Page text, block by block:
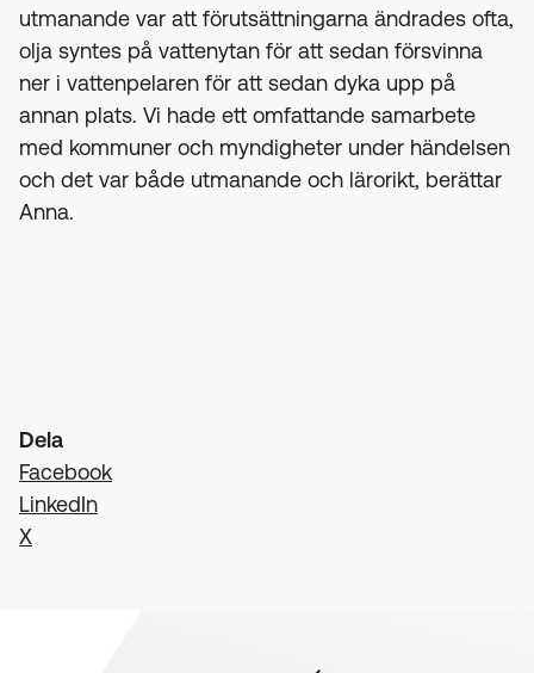
utmanande var att förutsättningarna ändrades ofta,
olja syntes på vattenytan för att sedan försvinna
ner i vattenpelaren för att sedan dyka upp på
annan plats. Vi hade ett omfattande samarbete
med kommuner och myndigheter under händelsen
och det var både utmanande och lärorikt, berättar
Anna.
Dela
Facebook
LinkedIn
X